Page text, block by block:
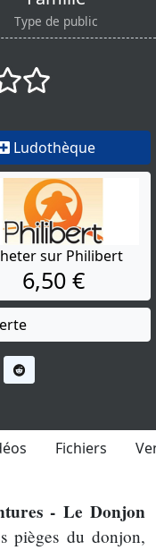
Type de public
()
()
Ludothèque
sur Philibert
6,50 €
sur Twitter
Partager sur Pinterest
Fichiers
- Le Donjon
pièges du donjon,